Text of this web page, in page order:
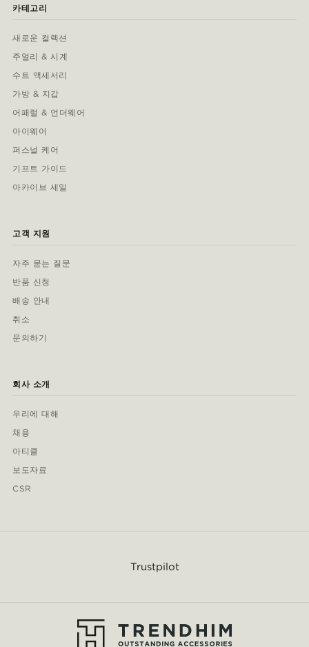
카테고리
새로운 컬렉션
주얼리 & 시계
수트 액세서리
가방 & 지갑
어패럴 & 언더웨어
아이웨어
퍼스널 케어
기프트 가이드
아카이브 세일
고객 지원
자주 묻는 질문
반품 신청
배송 안내
취소
문의하기
회사 소개
우리에 대해
채용
아티클
보도자료
CSR
Trustpilot